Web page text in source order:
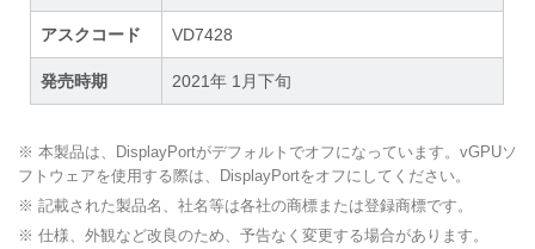
アスクコード VD7428
発売時期 2021年 1月下旬
※ 本製品は、DisplayPortがデフォルトでオフになっています。vGPUソ
フトウェアを使用する際は、DisplayPortをオフにしてください。
※ 記載された製品名、社名等は各社の商標または登録商標です。
※ 仕様、外観など改良のため、予告なく変更する場合があります。